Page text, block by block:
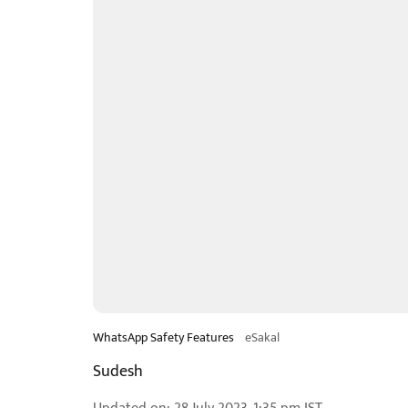
WhatsApp Safety Features eSakal
Sudesh